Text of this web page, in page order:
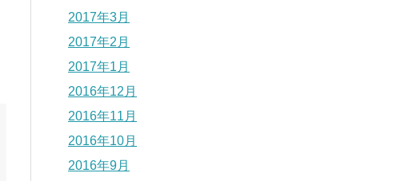
2017年3月
2017年2月
2017年1月
2016年12月
2016年11月
2016年10月
2016年9月